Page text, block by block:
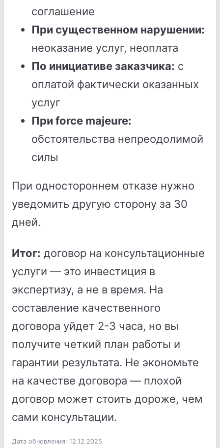
соглашение
При существенном нарушении:
неоказание услуг, неоплата
По инициативе заказчика: с
оплатой фактически оказанных
услуг
При force majeure:
обстоятельства непреодолимой
силы
При одностороннем отказе нужно
уведомить другую сторону за 30
дней.
Итог: договор на консультационные
услуги — это инвестиция в
экспертизу, а не в время. На
составление качественного
договора уйдет 2-3 часа, но вы
получите четкий план работы и
гарантии результата. Не экономьте
на качестве договора — плохой
договор может стоить дороже, чем
сами консультации.
Дата обновления: 12.12.2025